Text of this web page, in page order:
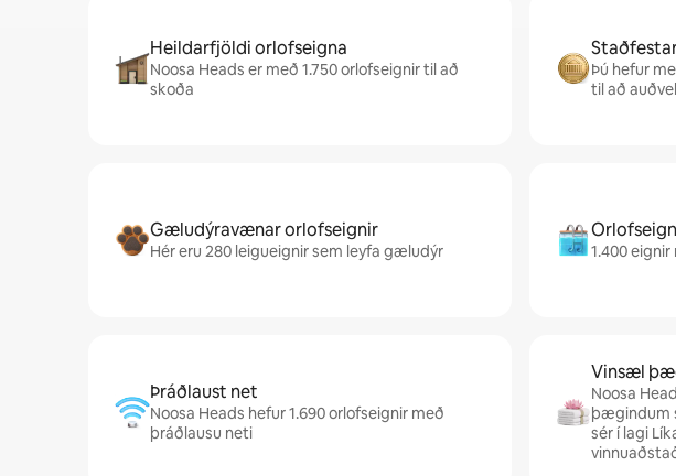
Heildarfjöldi orlofseigna
Noosa Heads er með 1.750 orlofseignir til að
skoða
Þú hefur
til að
Gæludýravænar orlofseignir
Hér eru 280 leigueignir sem leyfa gæludýr 1.400
Þráðlaust net
Noosa Heads hefur 1.690 orlofseignir með
þráðlausu neti
Vinsæl
Noosa
þægindum
sér í lagi